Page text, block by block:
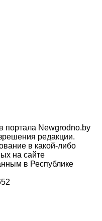
портала Newgrodno.by
редакции.
в какой-либо
на сайте
в Республике